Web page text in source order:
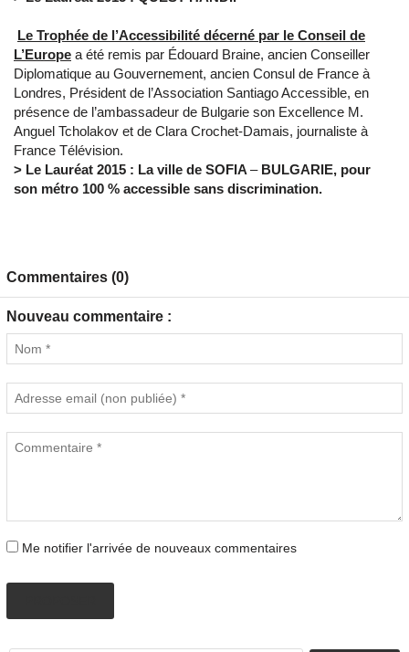
Le Trophée de l’Accessibilité décerné par le Conseil de
L’Europe a été remis par Édouard Braine, ancien Conseiller
Diplomatique au Gouvernement, ancien Consul de France à
Londres, Président de l’Association Santiago Accessible, en
présence de l’ambassadeur de Bulgarie son Excellence M.
Anguel Tcholakov et de Clara Crochet-Damais, journaliste à
France Télévision.
> Le Lauréat 2015 : La ville de SOFIA – BULGARIE, pour
son métro 100 % accessible sans discrimination.
Commentaires (0)
Nouveau commentaire :
Me notifier l'arrivée de nouveaux commentaires